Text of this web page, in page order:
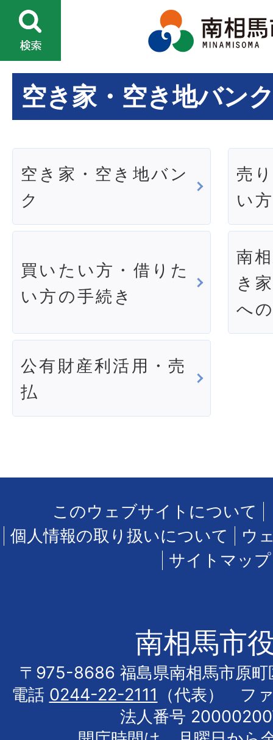
空き家・空き地バン
空き家・空き地バン
ク
売
い
買いたい方・借りた
い方の手続き
南
き
へ
公有財産利活用・売
払
このウェブサイトについて
個人情報の取り扱いについて
ウ
サイトマップ
南相馬市
〒975-8686 福島県南相馬市原町
電話 0244-22-2111
（代表） フ
法人番号